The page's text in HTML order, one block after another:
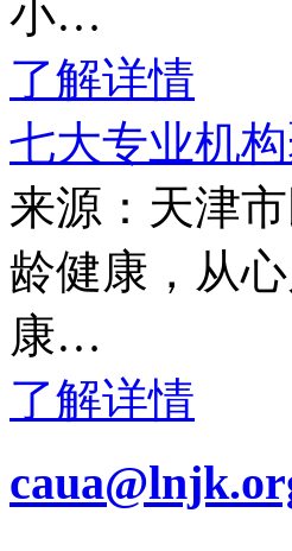
小…
了解详情
七大专业机
来源：天津
龄健康，从
康…
了解详情